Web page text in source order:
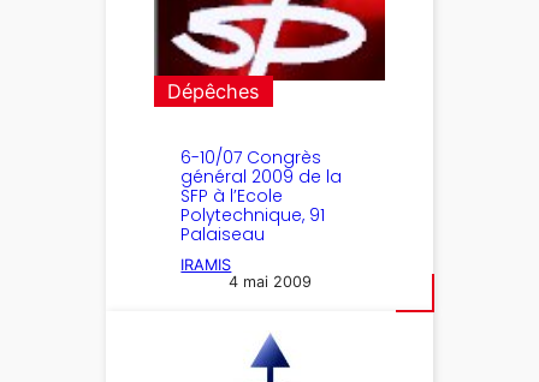
Dépêches
6-10/07 Congrès
général 2009 de la
SFP à l’Ecole
Polytechnique, 91
Palaiseau
IRAMIS
4 mai 2009